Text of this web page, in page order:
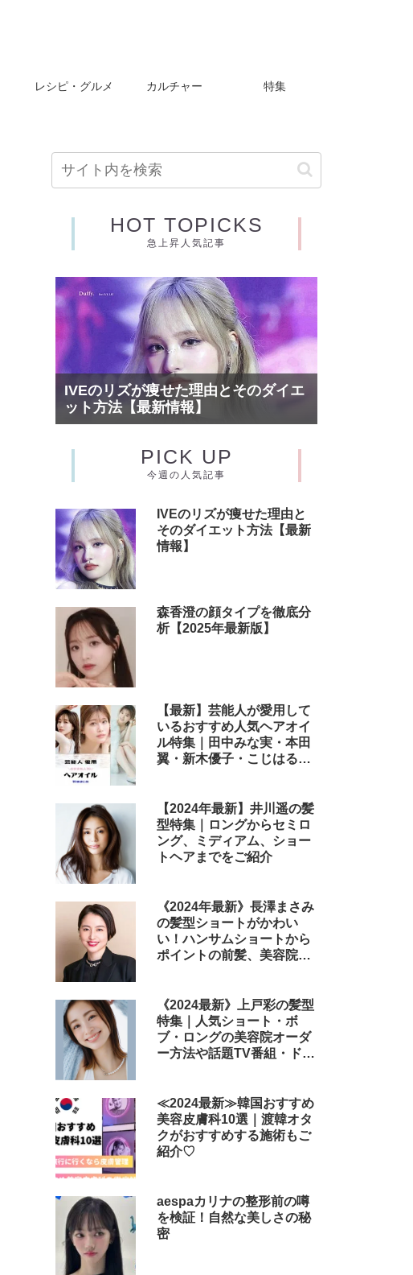
レシピ・グルメ カルチャー 特集
HOT TOPICKS
急上昇人気記事
IVEのリズが痩せた理由とそのダイエ
ット方法【最新情報】
PICK UP
今週の人気記事
IVEのリズが痩せた理由と
そのダイエット方法【最新
情報】
森香澄の顔タイプを徹底分
析【2025年最新版】
【最新】芸能人が愛用して
いるおすすめ人気ヘアオイ
ル特集｜田中みな実・本田
翼・新木優子・こじはる・
テムまとめ
【2024年最新】井川遥の髪
型特集｜ロングからセミロ
ング、ミディアム、ショー
トヘアまでをご紹介
《2024年最新》長澤まさみ
の髪型ショートがかわい
い！ハンサムショートから
ポイントの前髪、美容院で
《2024最新》上戸彩の髪型
特集｜人気ショート・ボ
ブ・ロングの美容院オーダ
ー方法や話題TV番組・ドラ
≪2024最新≫韓国おすすめ
美容皮膚科10選｜渡韓オタ
クがおすすめする施術もご
紹介♡
aespaカリナの整形前の噂
を検証！自然な美しさの秘
密